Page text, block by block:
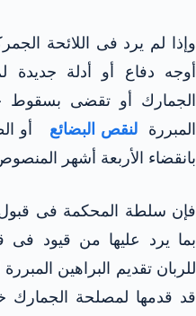
وإذا لم يرد فى اللائحة
أوجه دفاع أو أدلة
الجمارك أو تقضى بسقوط
المبررةلنقص البضائع
أو
بانقضاء الأربعة أشهر المنصوص عليها
فإن سلطة المحكمة فى قبول
بما يرد عليها من قيود فى
للربان تقديم البراهين
قد قدمها لمصلحة الجمارك